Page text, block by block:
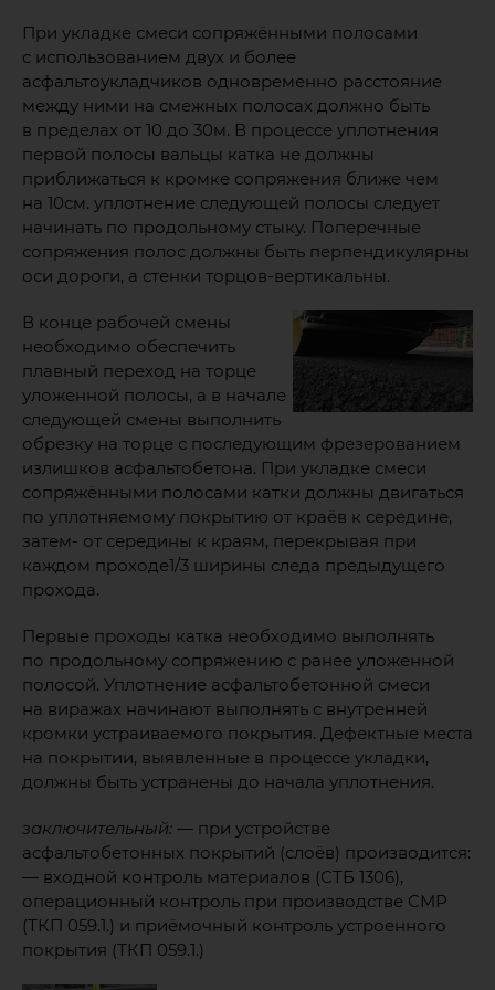
При укладке смеси сопряжёнными полосами
с использованием двух и более
асфальтоукладчиков одновременно расстояние
между ними на смежных полосах должно быть
в пределах от 10 до 30м. В процессе уплотнения
первой полосы вальцы катка не должны
приближаться к кромке сопряжения ближе чем
на 10см. уплотнение следующей полосы следует
начинать по продольному стыку. Поперечные
сопряжения полос должны быть перпендикулярны
оси дороги, а стенки торцов-вертикальны.
В конце рабочей смены
необходимо обеспечить
плавный переход на торце
уложенной полосы, а в начале
следующей смены выполнить
обрезку на торце с последующим фрезерованием
излишков асфальтобетона. При укладке смеси
сопряжёнными полосами катки должны двигаться
по уплотняемому покрытию от краёв к середине,
затем- от середины к краям, перекрывая при
каждом проходе1/3 ширины следа предыдущего
прохода.
Первые проходы катка необходимо выполнять
по продольному сопряжению с ранее уложенной
полосой. Уплотнение асфальтобетонной смеси
на виражах начинают выполнять с внутренней
кромки устраиваемого покрытия. Дефектные места
на покрытии, выявленные в процессе укладки,
должны быть устранены до начала уплотнения.
заключительный: — при устройстве
асфальтобетонных покрытий (слоёв) производится:
— входной контроль материалов (СТБ 1306),
операционный контроль при производстве СМР
(ТКП 059.1.) и приёмочный контроль устроенного
покрытия (ТКП 059.1.)